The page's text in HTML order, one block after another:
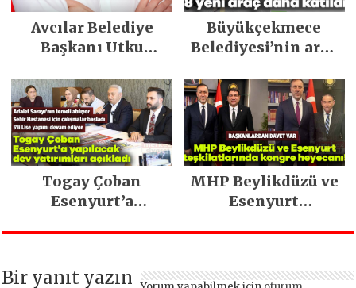
Avcılar Belediye
Başkanı Utku
tahliye edildi
Büyükçekmece
Belediyesi’nin araç
Togay Çoban
Esenyurt’a
MHP Beylikdüzü ve
Esenyurt
Bir yanıt yazın